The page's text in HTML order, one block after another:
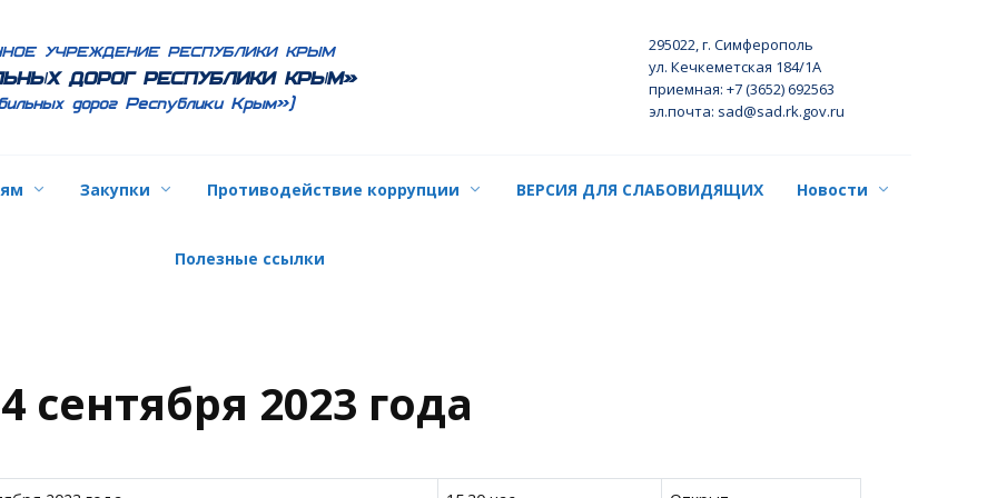
УЧРЕЖДЕНИЕ РЕСПУБЛИКИ КРЫМ
ДОРОГ РЕСПУБЛИКИ КРЫМ»
дорог Республики Крым»)
295022, г. Симферополь
ул. Кечкеметская 184/1А
приемная: +7 (3652) 692563
эл.почта: sad@sad.rk.gov.ru
Закупки Противодействие коррупции ВЕРСИЯ ДЛЯ СЛАБОВИДЯЩИХ Новости
Полезные ссылки
сентября 2023 года